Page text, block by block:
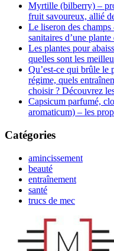
Myrtille (bilberry) –
fruit savoureux, allié
Le liseron des
sanitaires d’une
Les plantes pour
quelles sont les
Qu’est-ce qui brûle le
régime, quels
choisir ? Découvrez
Capsicum parfumé,
aromaticum) – les
Catégories
amincissement
beauté
entraînement
santé
trucs de mec